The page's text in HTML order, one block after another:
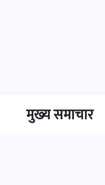
मुख्‍य समाचार